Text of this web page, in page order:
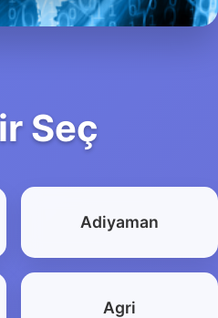
Seç
Adiyaman
Agri